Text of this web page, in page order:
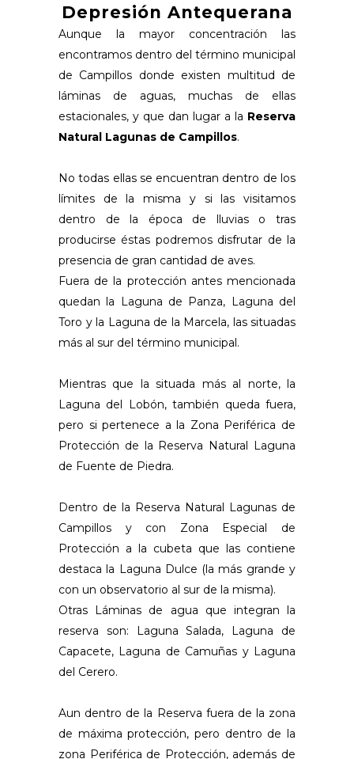
Depresión Antequerana
Aunque la mayor concentración las
encontramos dentro del término municipal
de Campillos donde existen multitud de
láminas de aguas, muchas de ellas
estacionales, y que dan lugar a la Reserva
Natural Lagunas de Campillos.
No todas ellas se encuentran dentro de los
límites de la misma y si las visitamos
dentro de la época de lluvias o tras
producirse éstas podremos disfrutar de la
presencia de gran cantidad de aves.
Fuera de la protección antes mencionada
quedan la Laguna de Panza, Laguna del
Toro y la Laguna de la Marcela, las situadas
más al sur del término municipal.
Mientras que la situada más al norte, la
Laguna del Lobón, también queda fuera,
pero si pertenece a la Zona Periférica de
Protección de la Reserva Natural Laguna
de Fuente de Piedra.
Dentro de la Reserva Natural Lagunas de
Campillos y con Zona Especial de
Protección a la cubeta que las contiene
destaca la Laguna Dulce (la más grande y
con un observatorio al sur de la misma).
Otras Láminas de agua que integran la
reserva son: Laguna Salada, Laguna de
Capacete, Laguna de Camuñas y Laguna
del Cerero.
Aun dentro de la Reserva fuera de la zona
de máxima protección, pero dentro de la
zona Periférica de Protección, además de